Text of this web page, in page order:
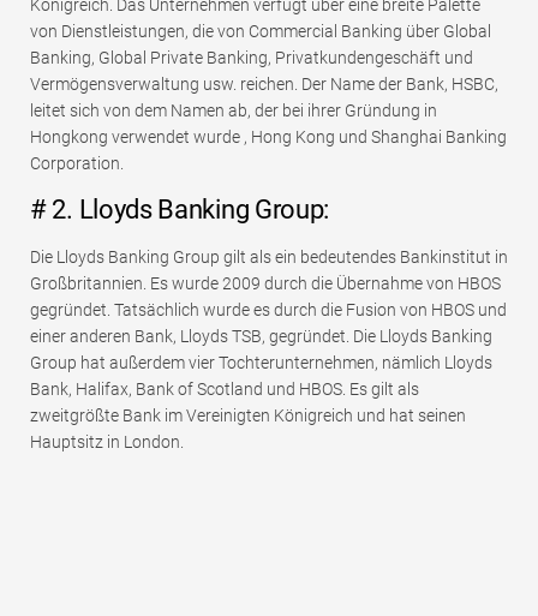
Königreich. Das Unternehmen verfügt über eine breite Palette
von Dienstleistungen, die von Commercial Banking über Global
Banking, Global Private Banking, Privatkundengeschäft und
Vermögensverwaltung usw. reichen. Der Name der Bank, HSBC,
leitet sich von dem Namen ab, der bei ihrer Gründung in
Hongkong verwendet wurde , Hong Kong und Shanghai Banking
Corporation.
# 2. Lloyds Banking Group:
Die Lloyds Banking Group gilt als ein bedeutendes Bankinstitut in
Großbritannien. Es wurde 2009 durch die Übernahme von HBOS
gegründet. Tatsächlich wurde es durch die Fusion von HBOS und
einer anderen Bank, Lloyds TSB, gegründet. Die Lloyds Banking
Group hat außerdem vier Tochterunternehmen, nämlich Lloyds
Bank, Halifax, Bank of Scotland und HBOS. Es gilt als
zweitgrößte Bank im Vereinigten Königreich und hat seinen
Hauptsitz in London.